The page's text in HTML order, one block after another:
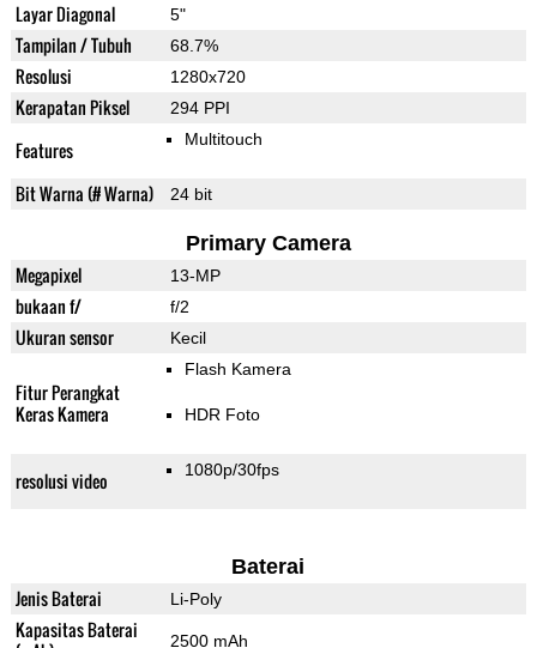
Layar Diagonal 5"
Tampilan / Tubuh 68.7%
Resolusi 1280x720
Kerapatan Piksel 294 PPI
Features Multitouch
Bit Warna (# Warna) 24 bit
Primary Camera
Megapixel 13-MP
bukaan f/ f/2
Ukuran sensor Kecil
Fitur Perangkat
Keras Kamera
Flash Kamera
HDR Foto
resolusi video 1080p/30fps
Baterai
Jenis Baterai Li-Poly
Kapasitas Baterai
2500 mAh